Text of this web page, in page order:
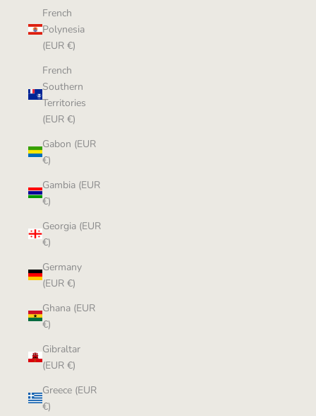
French
Polynesia
(EUR €)
French
Southern
Territories
(EUR €)
Gabon (EUR
€)
Gambia (EUR
€)
Georgia (EUR
€)
Germany
(EUR €)
Ghana (EUR
€)
Gibraltar
(EUR €)
Greece (EUR
€)